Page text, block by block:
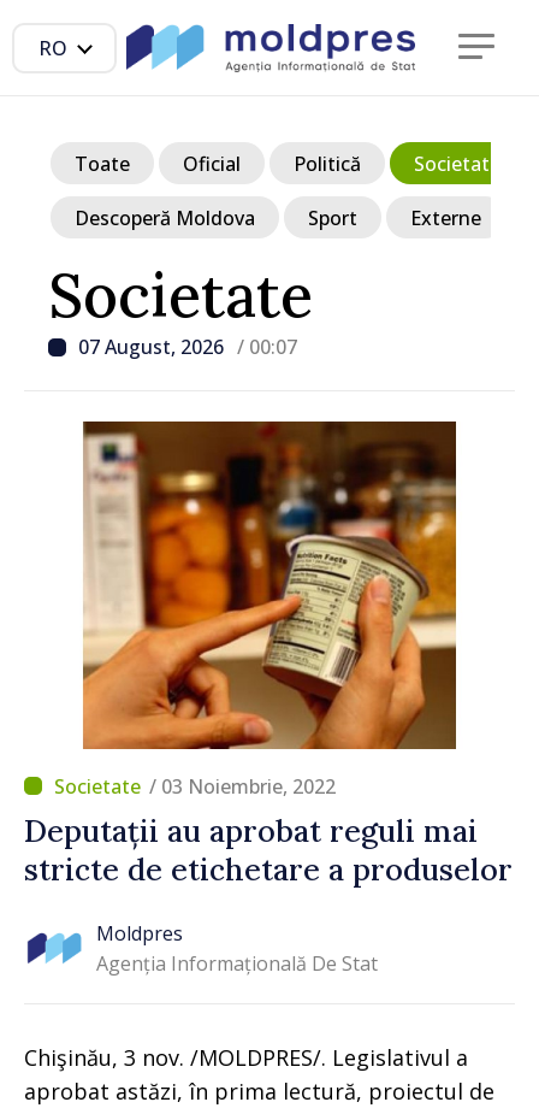
RO
Societate
07 August, 2026 / 00:07
Toate Oficial Politică Societate
Descoperă Moldova Sport Externe
/ 03 Noiembrie, 2022
Deputații au aprobat reguli mai
stricte de etichetare a produselor
Moldpres
Agenția Informațională De Stat
Chişinău, 3 nov. /MOLDPRES/. Legislativul a
aprobat astăzi, în prima lectură, proiectul de